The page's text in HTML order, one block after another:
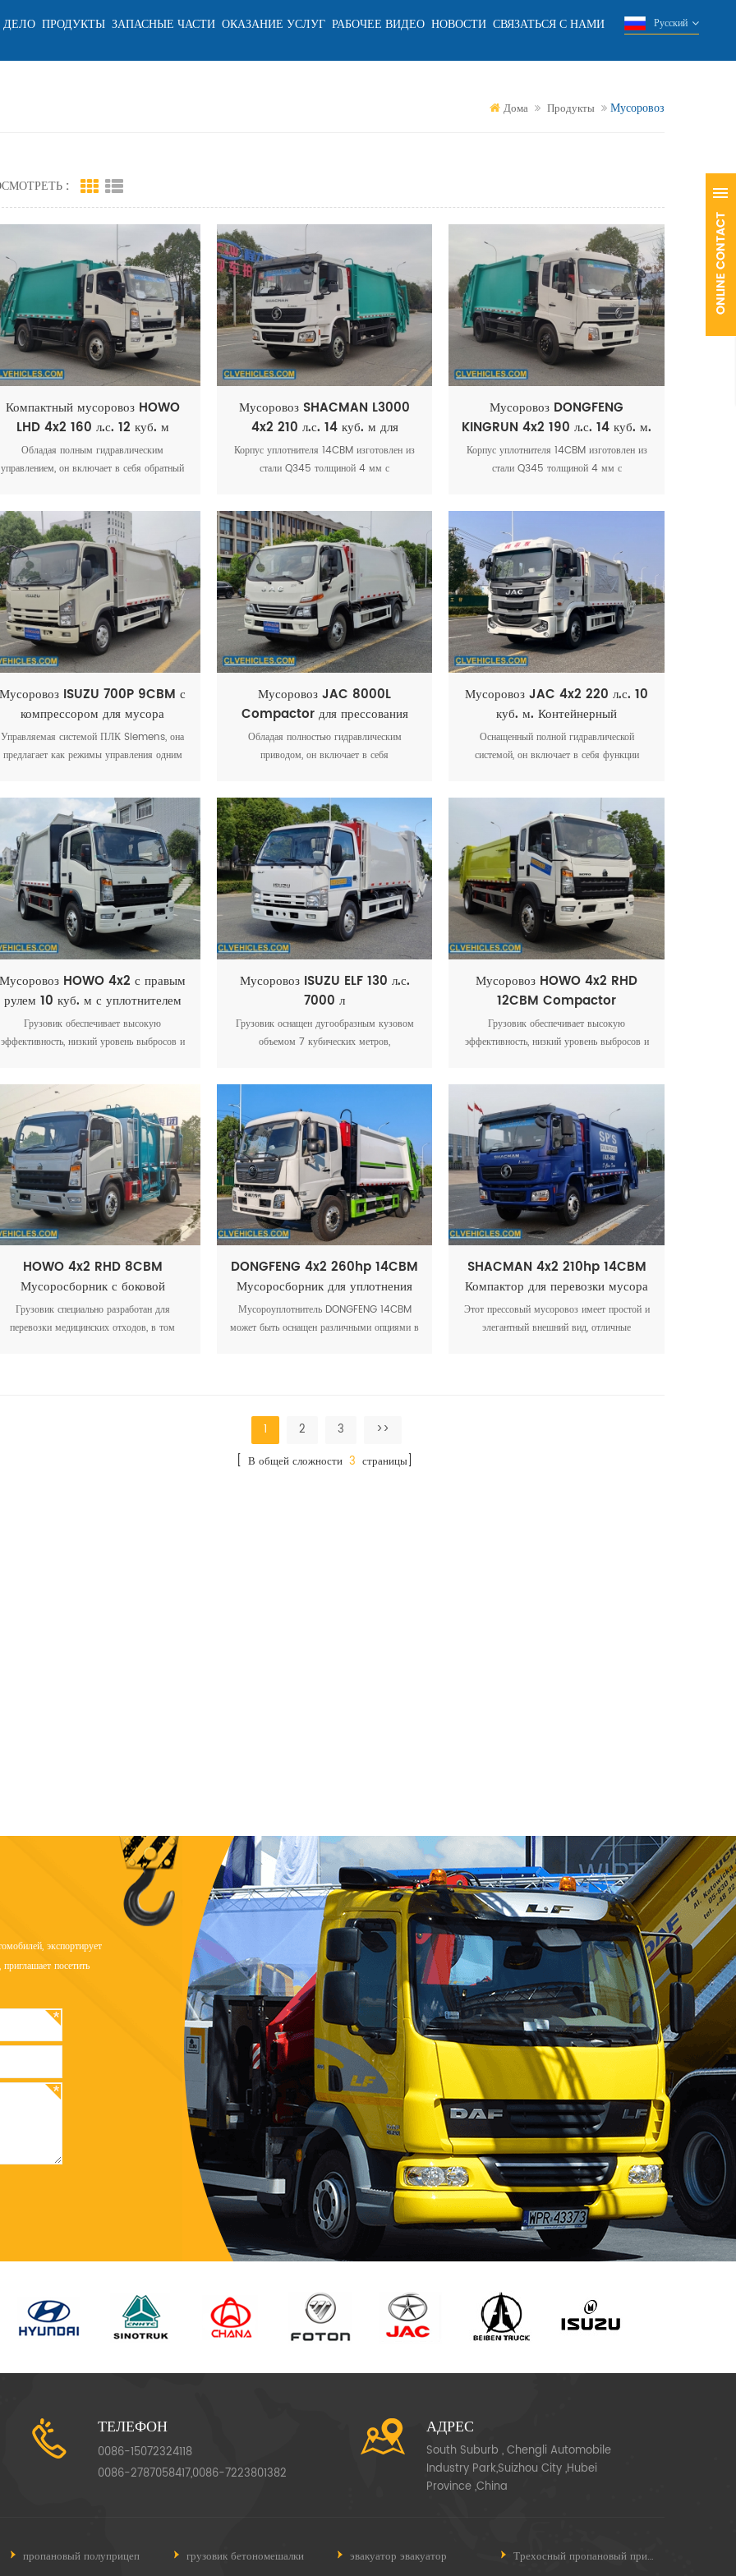
ПРОДУКТЫ ЗАПАСНЫЕ ЧАСТИ ОКАЗАНИЕ УСЛУГ РАБОЧЕЕ ВИДЕО НОВОСТИ СВЯЗАТЬСЯ С НАМИ Русский
Дома Продукты Мусоровоз
:
Компактный мусоровоз HOWO
LHD 4x2 160 л.с. 12 куб. м
Обладая полным гидравлическим
управлением, он включает в себя обратный
клапаны и специальные гидравлические
линии для условий плато.
Мусоровоз SHACMAN L3000
4x2 210 л.с. 14 куб. м для
прессованных отходов
Корпус уплотнителя 14CBM изготовлен из
стали Q345 толщиной 4 мм с
прочность и долговечность. Он оснащен
полной гидравлической системой,
включающей обратный клапан,
гидравлический фильтр высокого давления,
двухходовой балансировочный клапан и
специальные гидравлические линии для
работы на плато.
Мусоровоз DONGFENG
KINGRUN 4x2 190 л.с. 14 куб. м.
Компактор для мусора
Корпус уплотнителя 14CBM изготовлен из
стали Q345 толщиной 4 мм с
Мусоровоз ISUZU 700P 9CBM с
компрессором для мусора
Управляемая системой ПЛК Siemens, она
предлагает как режимы управления одним
по обеим сторонам сзади) с надписями на
английском языке.
Мусоровоз JAC 8000L
Compactor для прессования
отходов
Обладая полностью гидравлическим
приводом, он включает в себя
специальные гидравлические линии,
подходящие для условий плато. Система
управления на базе ПЛК обеспечивает
точность работы, а встроенный бак для
сточных вод предотвращает утечки во время
транспортировки.
Мусоровоз JAC 4x2 220 л.с. 10
куб. м. Контейнерный
уплотнитель для мусора
Оснащенный полной гидравлической
системой, он включает в себя функции
высокого давления, двухходовой
балансировочный клапан и специальные
гидравлические линии для работы на плато.
Мусоровоз HOWO 4x2 с правым
рулем 10 куб. м с уплотнителем
отходов
Грузовик обеспечивает высокую
эффективность, низкий уровень выбросов и
Мусоровоз ISUZU ELF 130 л.с.
7000 л
Грузовик оснащен дугообразным кузовом
объемом 7 кубических метров,
Мусоровоз HOWO 4x2 RHD
12CBM Compactor
Грузовик обеспечивает высокую
эффективность, низкий уровень выбросов и
HOWO 4x2 RHD 8CBM
Мусоросборник с боковой
загрузкой для мусора
Грузовик специально разработан для
перевозки медицинских отходов, в том
DONGFENG 4x2 260hp 14CBM
Мусоросборник для уплотнения
контейнеров
Мусороуплотнитель DONGFENG 14CBM
может быть оснащен различными опциями в
специализированные инструменты.
SHACMAN 4x2 210hp 14CBM
Компактор для перевозки мусора
Этот прессовый мусоровоз имеет простой и
элегантный внешний вид, отличные
1 2 3
>>
[ В общей сложности3 страницы]
экспортирует
посетить
ТЕЛЕФОН
0086-15072324118
0086-2787058417,0086-7223801382
АДРЕС
South Suburb , Chengli Automobile
Industry Park,Suizhou City ,Hubei
Province ,China
пропановый полуприцеп грузовик бетономешалки эвакуатор эвакуатор Трехосный пропановый прицеп